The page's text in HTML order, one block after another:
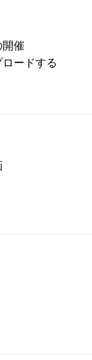
催
ードする